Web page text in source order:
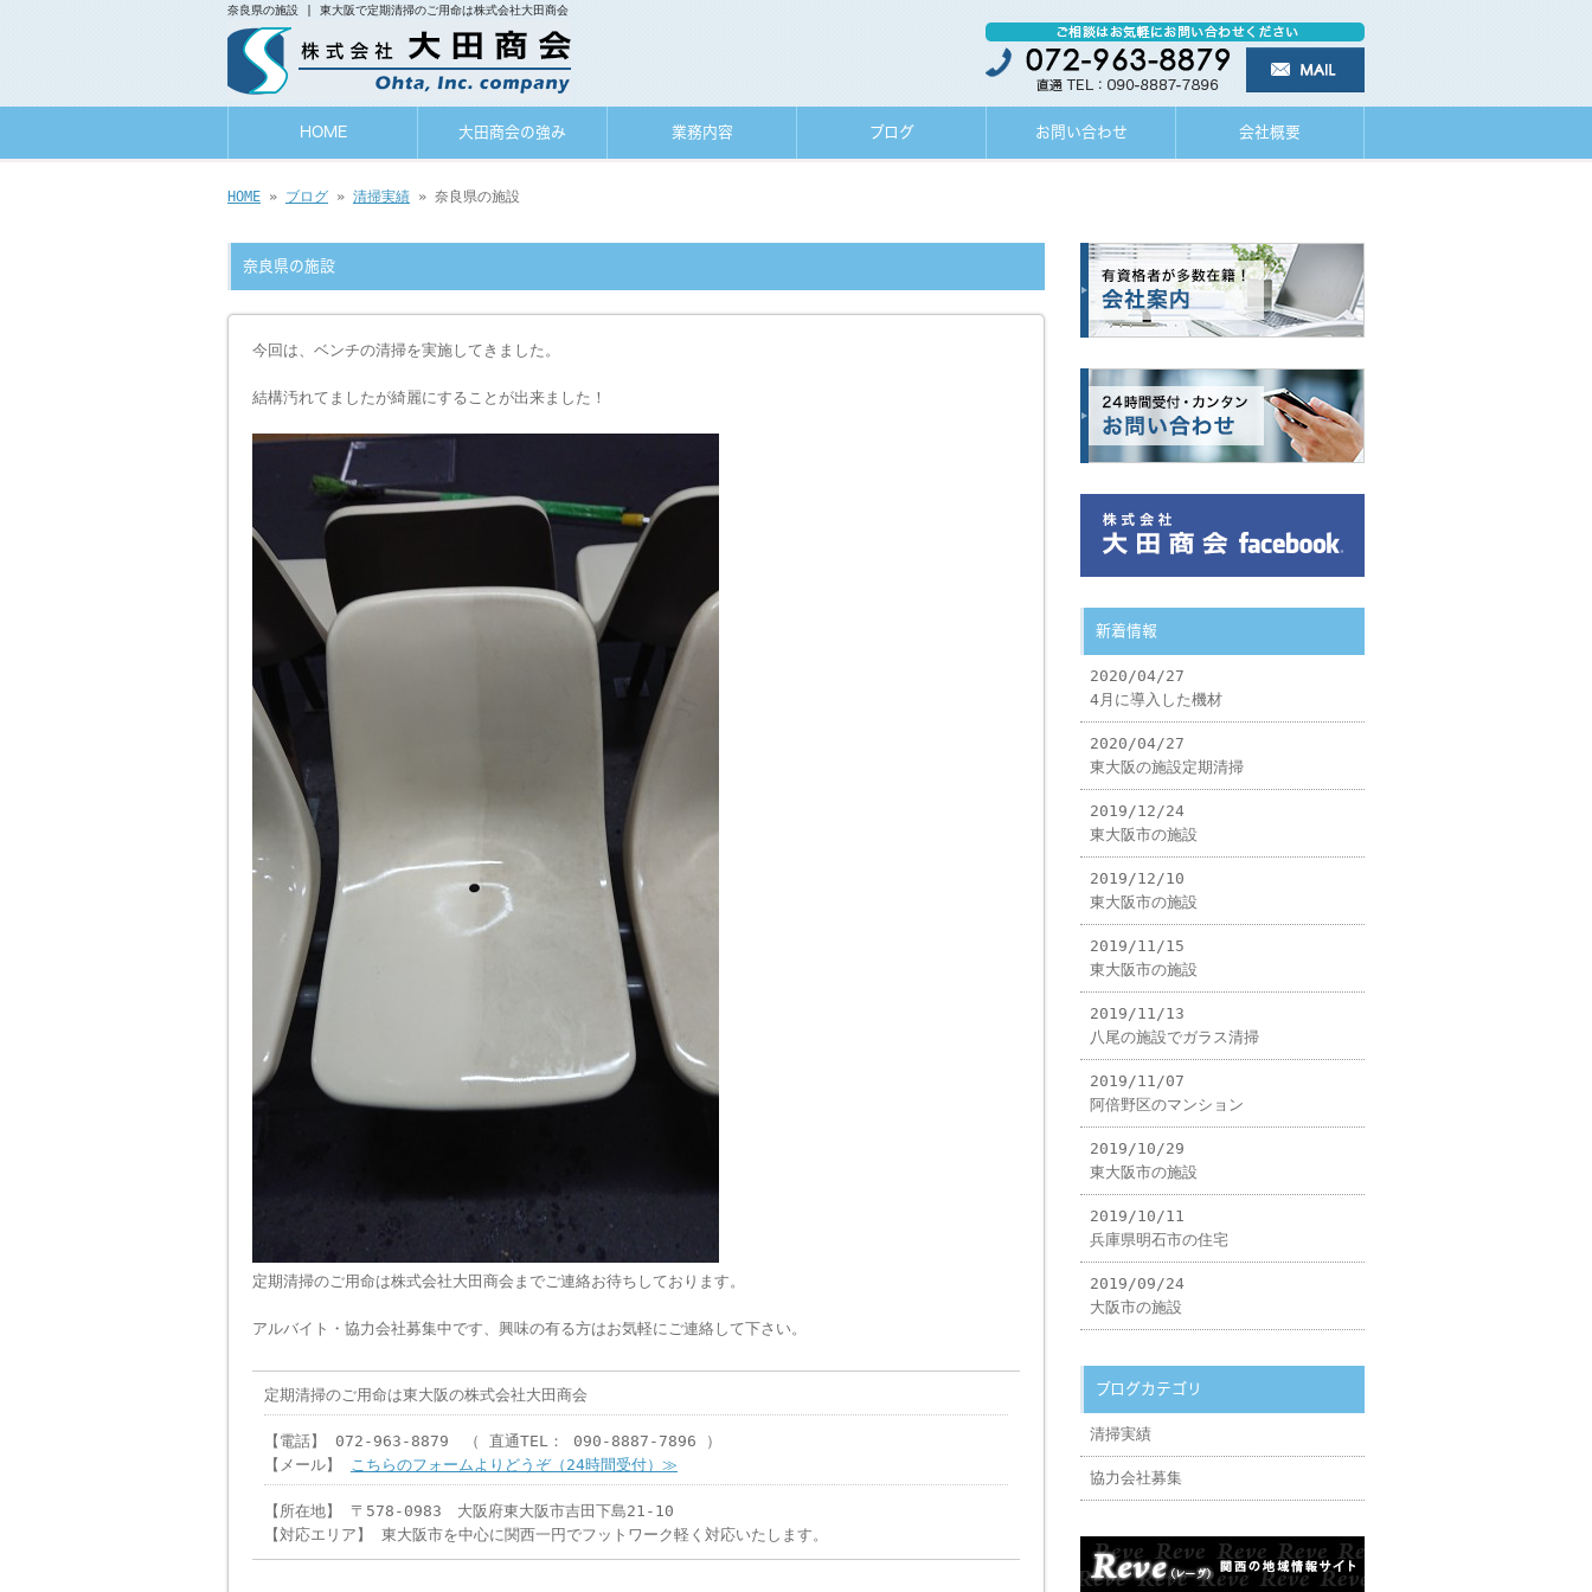
奈良県の施設 | 東大阪で定期清掃のご用命は株式会社大田商会
HOME 大田商会の強み 業務内容 ブログ お問い合わせ 会社概要
HOME » ブログ » 清掃実績 » 奈良県の施設
奈良県の施設
今回は、ベンチの清掃を実施してきました。
結構汚れてましたが綺麗にすることが出来ました！
定期清掃のご用命は株式会社大田商会までご連絡お待ちしております。
アルバイト・協力会社募集中です、興味の有る方はお気軽にご連絡して下さい。
定期清掃のご用命は東大阪の株式会社大田商会
【電話】 072-963-8879 （ 直通TEL： 090-8887-7896 ）
【メール】
こちらのフォームよりどうぞ（24時間受付）≫
【所在地】 〒578-0983 大阪府東大阪市吉田下島21-10
【対応エリア】 東大阪市を中心に関西一円でフットワーク軽く対応いたします。
新着情報
2020/04/27
4月に導入した機材
2020/04/27
東大阪の施設定期清掃
2019/12/24
東大阪市の施設
2019/12/10
東大阪市の施設
2019/11/15
東大阪市の施設
2019/11/13
八尾の施設でガラス清掃
2019/11/07
阿倍野区のマンション
2019/10/29
東大阪市の施設
2019/10/11
兵庫県明石市の住宅
2019/09/24
大阪市の施設
ブログカテゴリ
清掃実績
協力会社募集